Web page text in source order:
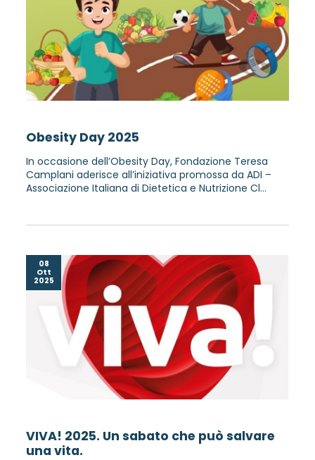
Obesity Day 2025
In occasione dell’Obesity Day, Fondazione Teresa
Camplani aderisce all’iniziativa promossa da ADI –
Associazione Italiana di Dietetica e Nutrizione Cl...
08
Ott
2025
VIVA! 2025. Un sabato che può salvare
una vita.